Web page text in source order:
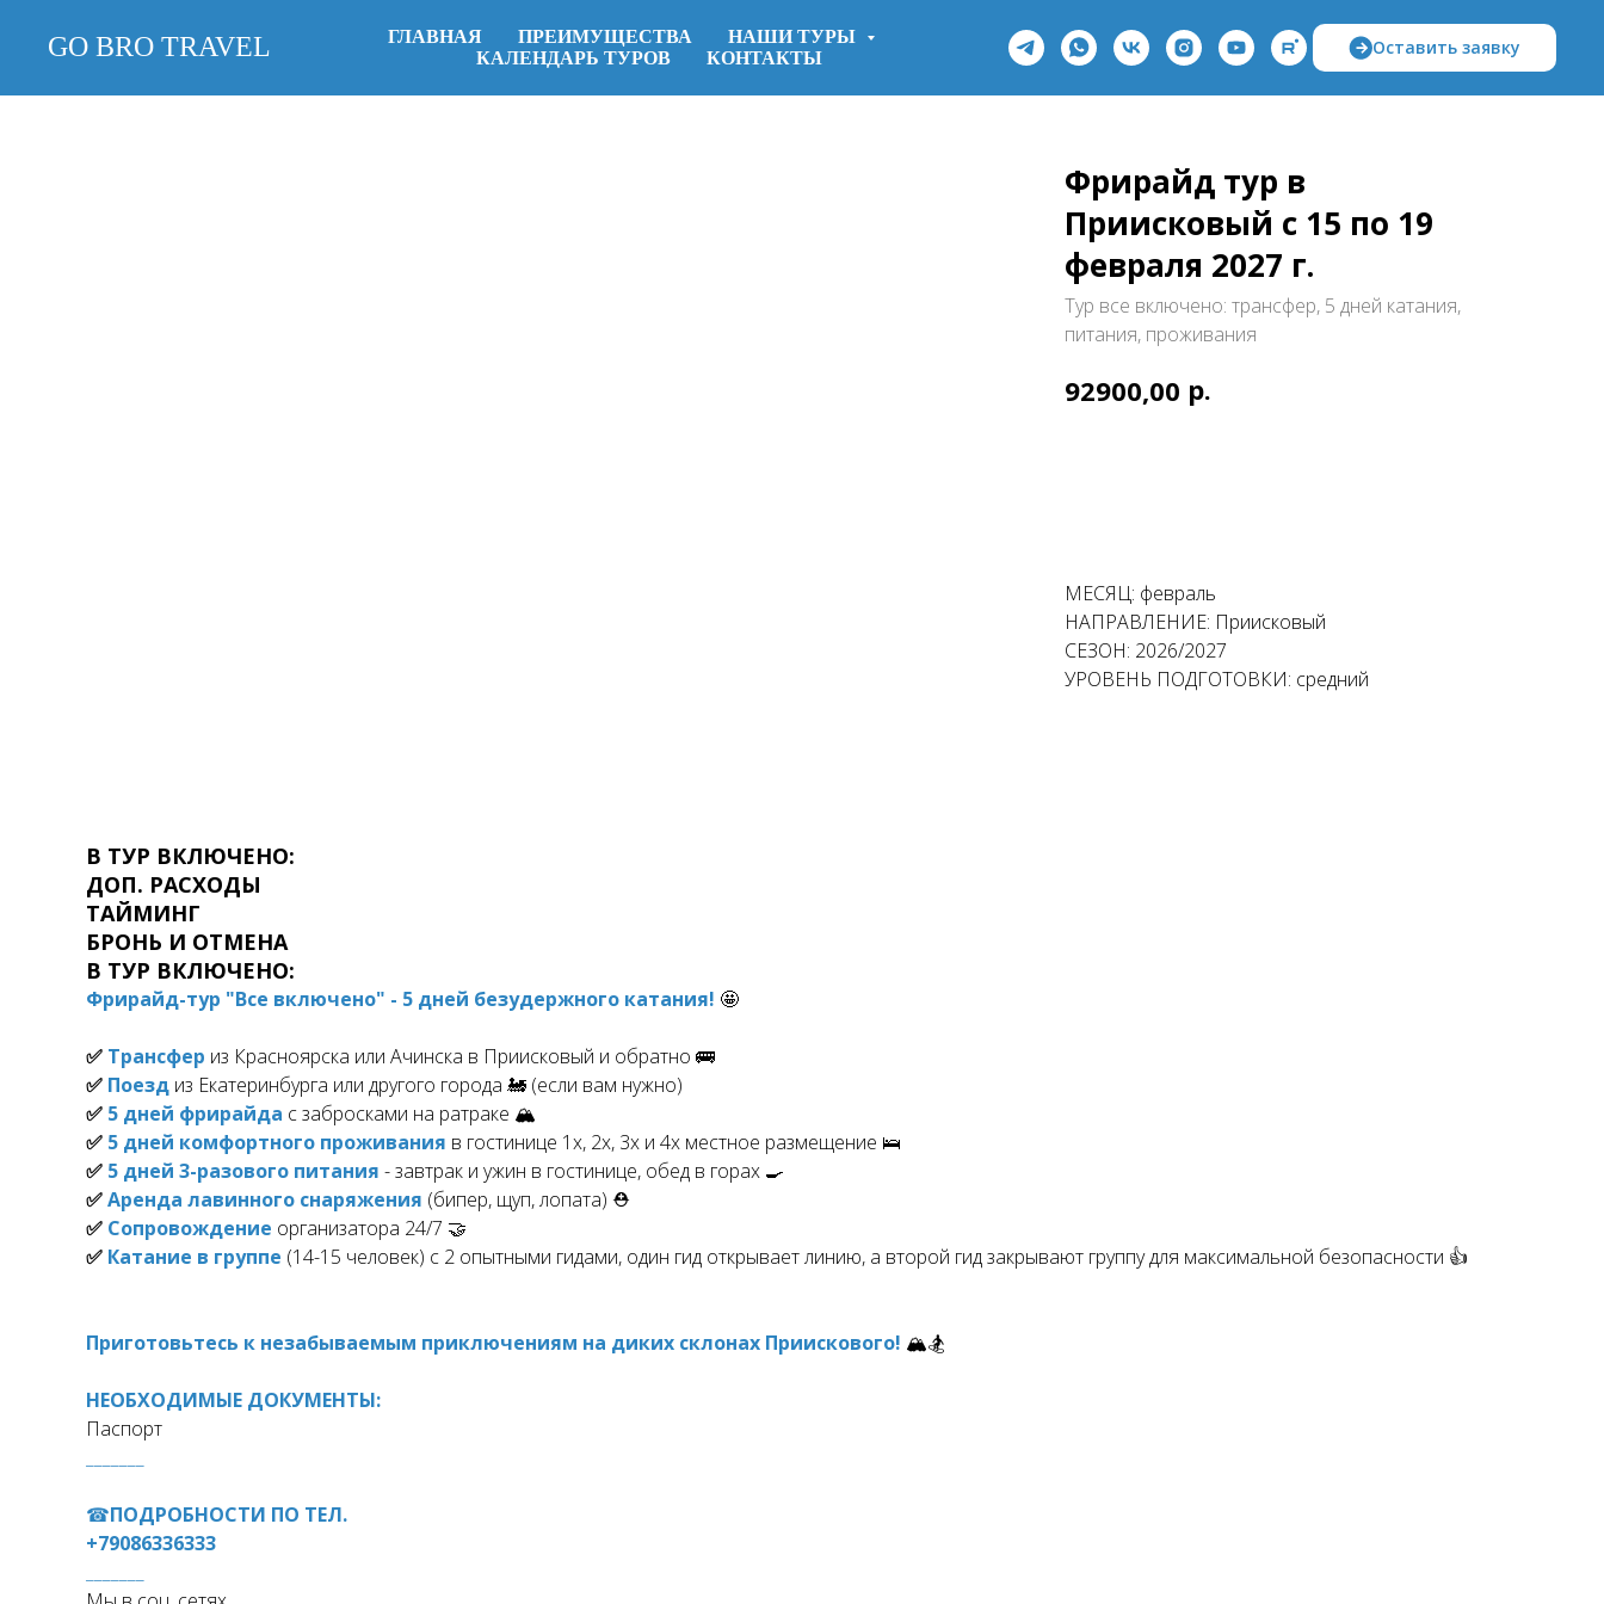
GO BRO TRAVEL ГЛАВНАЯ ПРЕИМУЩЕСТВА
НАШИ ТУРЫ
КАЛЕНДАРЬ ТУРОВ
КОНТАКТЫ Оставить заявку
Фрирайд тур в
Приисковый с 15 по 19
февраля 2027 г.
Тур все включено: трансфер, 5 дней катания,
питания, проживания
92900,00 р.
МЕСЯЦ: февраль
НАПРАВЛЕНИЕ: Приисковый
СЕЗОН: 2026/2027
УРОВЕНЬ ПОДГОТОВКИ: средний
В ТУР ВКЛЮЧЕНО:
ДОП. РАСХОДЫ
ТАЙМИНГ
БРОНЬ И ОТМЕНА
В ТУР ВКЛЮЧЕНО:
Фрирайд-тур "Все включено" - 5 дней безудержного катания! 🤩
✅ Трансфер из Красноярска или Ачинска в Приисковый и обратно 🚌
✅ Поезд из Екатеринбурга или другого города 🚂 (если вам нужно)
✅ 5 дней фрирайда с забросками на ратраке 🏔️
✅ 5 дней комфортного проживания в гостинице 1х, 2х, 3х и 4х местное размещение 🛌
✅ 5 дней 3-разового питания - завтрак и ужин в гостинице, обед в горах 🍳
✅Аренда лавинного снаряжения (бипер, щуп, лопата) ⛑️
✅ Сопровождение организатора 24/7 🤝
✅ Катание в группе (14-15 человек) с 2 опытными гидами, один гид открывает линию, а второй гид закрывают группу для максимальной безопасности 👍
Приготовьтесь к незабываемым приключениям на диких склонах Приискового! 🏔️🏂
НЕОБХОДИМЫЕ ДОКУМЕНТЫ:
Паспорт
☎ПОДРОБНОСТИ ПО ТЕЛ.
+79086336333